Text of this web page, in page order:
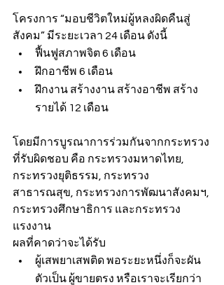
โครงการ “มอบชีวิตใหม่ผู้หลงผิดคืนสู่
สังคม” มีระยะเวลา 24 เดือน ดังนี้
ฟื้นฟูสภาพจิต 6 เดือน
ฝึกอาชีพ 6 เดือน
ฝึกงาน สร้างงาน สร้างอาชีพ สร้าง
รายได้ 12 เดือน
โดยมีการบูรณาการร่วมกันจากกระทรวง
ที่รับผิดชอบ คือ กระทรวงมหาดไทย,
กระทรวงยุติธรรม, กระทรวง
สาธารณสุข, กระทรวงการพัฒนาสังคมฯ,
กระทรวงศึกษาธิการ และกระทรวง
แรงงาน
ผลที่คาดว่าจะได้รับ
ผู้เสพยาเสพติด พอระยะหนึ่งก็จะผัน
ตัวเป็น ผู้ขายตรง หรือเราจะเรียกว่า